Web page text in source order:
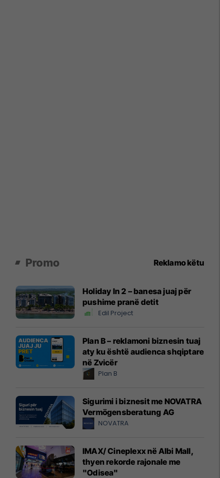
Promo Reklamo këtu
Holiday In 2 – banesa juaj për
pushime pranë detit
Edil Project
Plan B – reklamoni biznesin tuaj
aty ku është audienca shqiptare
në Zvicër
Plan B
Sigurimi i biznesit me NOVATRA
Vermögensberatung AG
NOVATRA
IMAX/ Cineplexx në Albi Mall,
thyen rekorde rajonale me
"Odisea"